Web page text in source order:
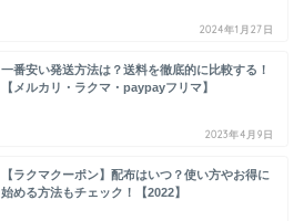
2024年1月27日
一番安い発送方法は？送料を徹底的に比較する！
【メルカリ・ラクマ・paypayフリマ】
2023年4月9日
【ラクマクーポン】配布はいつ？使い方やお得に
始める方法もチェック！【2022】